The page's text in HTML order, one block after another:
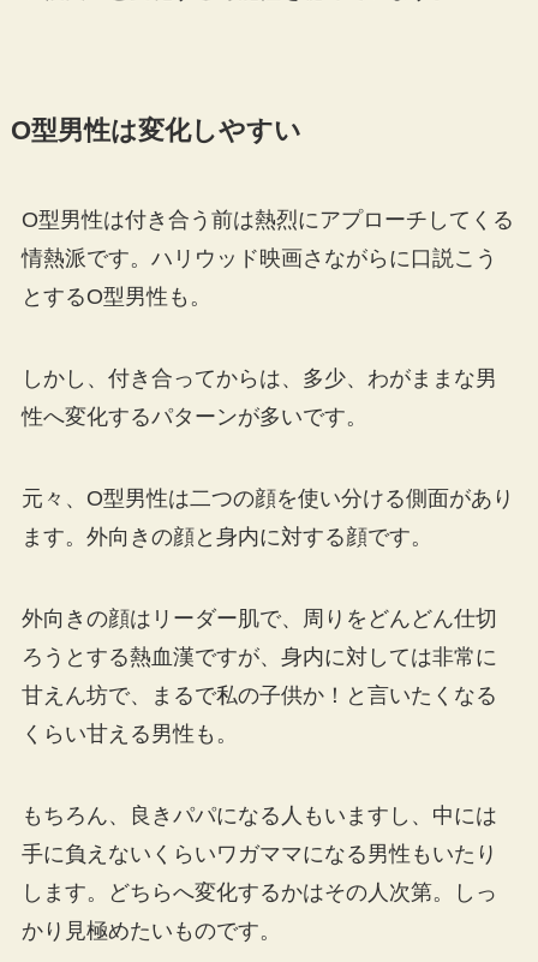
O型男性は変化しやすい
O型男性は付き合う前は熱烈にアプローチしてくる
情熱派です。ハリウッド映画さながらに口説こう
とするO型男性も。
しかし、付き合ってからは、多少、わがままな男
性へ変化するパターンが多いです。
元々、O型男性は二つの顔を使い分ける側面があり
ます。外向きの顔と身内に対する顔です。
外向きの顔はリーダー肌で、周りをどんどん仕切
ろうとする熱血漢ですが、身内に対しては非常に
甘えん坊で、まるで私の子供か！と言いたくなる
くらい甘える男性も。
もちろん、良きパパになる人もいますし、中には
手に負えないくらいワガママになる男性もいたり
します。どちらへ変化するかはその人次第。しっ
かり見極めたいものです。